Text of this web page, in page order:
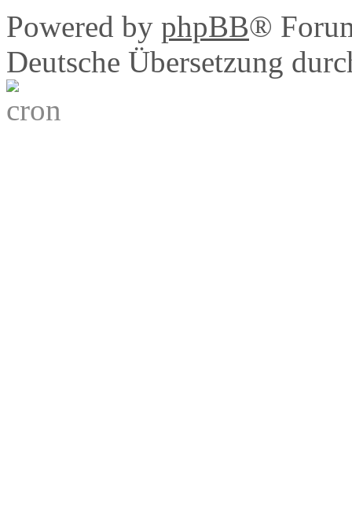
Powered by phpBB®
Deutsche Übersetzung